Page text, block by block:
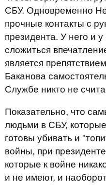
СБУ. Одновременно
прочные контакты с
президента. У него и
сложиться
является
Баканова
Службе никто не
Показательно, что
людьми в СБУ,
готовы убивать и
войны, при
которые к войне
и не имеют, и